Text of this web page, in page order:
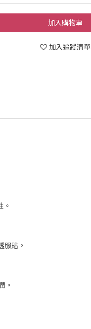
加入購物車
加入追蹤清單
服貼。
。